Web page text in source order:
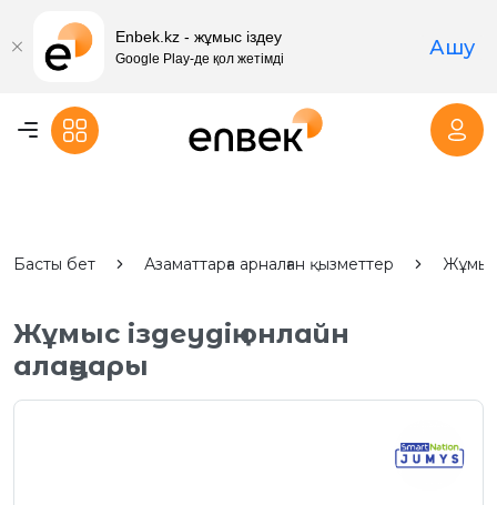
Басты бет Азаматтарға арналған қызметтер
Жұмыс іздеудің онлайн
алаңдары
Enbek.kz - жұмыс іздеу
Google Play-де қол жетімді Ашу